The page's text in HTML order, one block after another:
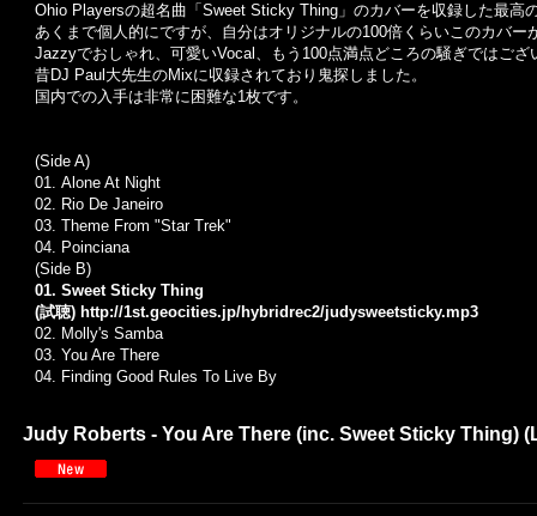
Ohio Playersの超名曲「Sweet Sticky Thing」のカバーを収録した最高
あくまで個人的にですが、自分はオリジナルの100倍くらいこのカバー
Jazzyでおしゃれ、可愛いVocal、もう100点満点どころの騒ぎではござ
昔DJ Paul大先生のMixに収録されており鬼探しました。
国内での入手は非常に困難な1枚です。
(Side A)
01. Alone At Night
02. Rio De Janeiro
03. Theme From "Star Trek"
04. Poinciana
(Side B)
01. Sweet Sticky Thing
(試聴) http://1st.geocities.jp/hybridrec2/judysweetsticky.mp3
02. Molly's Samba
03. You Are There
04. Finding Good Rules To Live By
Judy Roberts - You Are There (inc. Sweet Sticky Thing)